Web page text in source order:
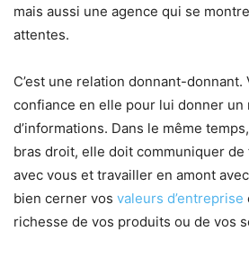
mais aussi une agence qui se
attentes.
C’est une relation donnant-donnant.
confiance en elle pour lui donner un
d’informations. Dans le même
bras droit, elle doit communiquer
avec vous et travailler en amont
bien cerner vos valeurs d’entreprise
richesse de vos produits ou de vos